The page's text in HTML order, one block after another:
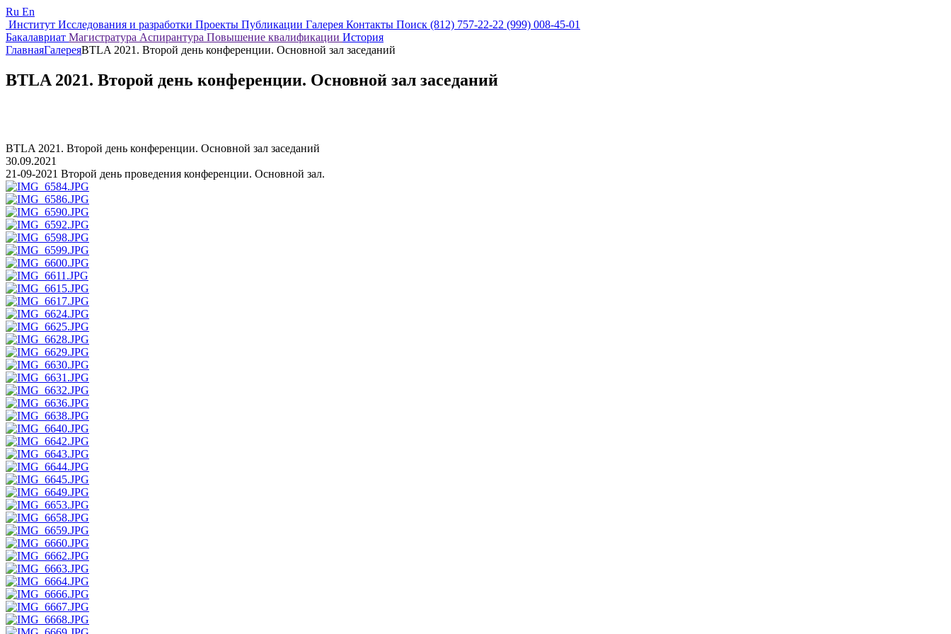
Ru En
Институт Исследования и разработки Проекты Публикации Галерея Контакты Поиск (812) 757-22-22 (999) 008-45-01
Бакалавриат Магистратура Аспирантура Повышение квалификации История
ГлавнаяГалереяBTLA 2021. Второй день конференции. Основной зал заседаний
BTLA 2021. Второй день конференции. Основной зал заседаний
BTLA 2021. Второй день конференции. Основной зал заседаний
30.09.2021
21-09-2021 Второй день проведения конференции. Основной зал.